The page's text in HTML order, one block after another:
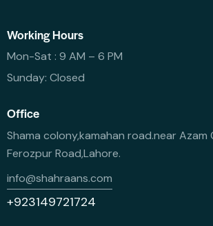
Working Hours
Mon-Sat : 9 AM – 6 PM
Sunday: Closed
Office
Shama colony,kamahan road.near Azam
Ferozpur Road,Lahore.
info@shahraans.com
+923149721724